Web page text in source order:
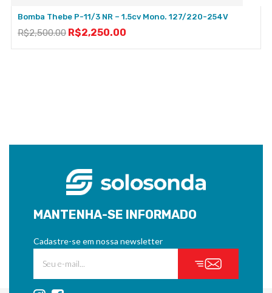
Bomba Thebe P-11/3 NR – 1.5cv Mono. 127/220-254V
R$2,500.00 R$2,250.00
MANTENHA-SE INFORMADO
Cadastre-se em nossa newsletter